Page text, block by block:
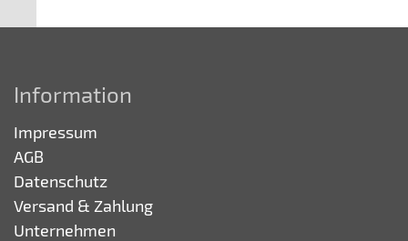
Information
Impressum
AGB
Datenschutz
Versand & Zahlung
Unternehmen